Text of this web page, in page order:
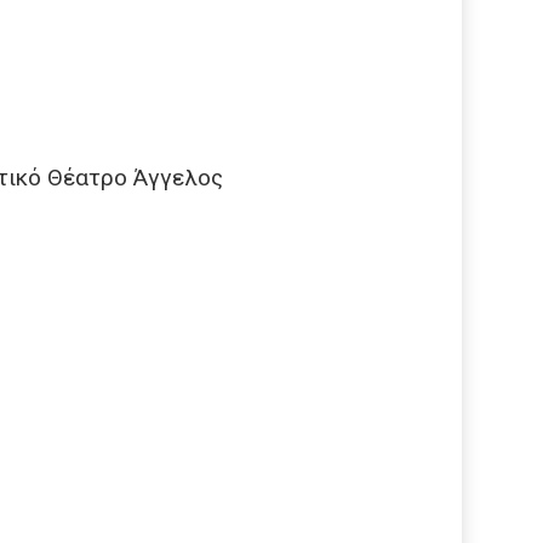
Θέατρο Άγγελος